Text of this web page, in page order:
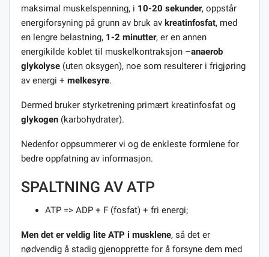
maksimal muskelspenning, i 10-20 sekunder, oppstår
energiforsyning på grunn av bruk av kreatinfosfat, med
en lengre belastning, 1-2 minutter, er en annen
energikilde koblet til muskelkontraksjon –anaerob
glykolyse (uten oksygen), noe som resulterer i frigjøring
av energi + melkesyre.
Dermed bruker styrketrening primært kreatinfosfat og
glykogen (karbohydrater).
Nedenfor oppsummerer vi og de enkleste formlene for
bedre oppfatning av informasjon.
SPALTNING AV ATP
ATP => ADP + F (fosfat) + fri energi;
Men det er veldig lite ATP i musklene, så det er
nødvendig å stadig gjenopprette for å forsyne dem med